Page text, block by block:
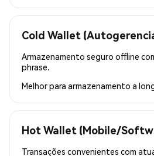
Cold Wallet
Armazenamento seguro offline
phrase.
Melhor para armazenamento a
Hot Wallet (Mobile/
Transações convenientes com